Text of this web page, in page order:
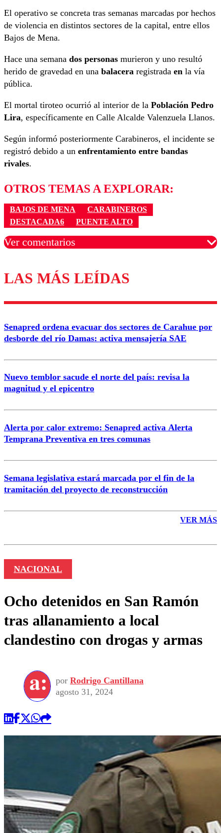
El operativo se concreta tras semanas marcadas por hechos
de violencia en distintos sectores de la capital, entre ellos
Bajos de Mena.
Hace una semana dos personas murieron y uno resultó
herido de gravedad en una balacera registrada en la vía
pública.
El mortal tiroteo ocurrió al interior de la Población Pedro
Lira, específicamente en Calle Alcalde Valenzuela Llanos.
Según informó posteriormente Carabineros, el incidente se
registró debido a un enfrentamiento entre bandas
rivales.
OTROS TEMAS A EXPLORAR:
BAJOS DE MENA
CARABINEROS
DESTACADA6
PUENTE ALTO
Ver comentarios
Los comentarios son moderados para garantizar un
diálogo respetuoso.
Correo
LAS MÁS LEÍDAS
Senapred ordena evacuar dos sectores de Carahue por
desborde del río Damas: activa mensajería SAE
Nuevo temblor sacude el norte del país: revisa la
magnitud y el epicentro
Alerta por calor extremo: Senapred activa Alerta
Temprana Preventiva en tres comunas
Semana legislativa estará marcada por el fin de la
tramitación del proyecto de reconstrucción
VER MÁS
NACIONAL
Ocho detenidos en San Ramón
tras allanamiento a local
clandestino con drogas y armas
por Rodrigo Cantillana
agosto 31, 2024